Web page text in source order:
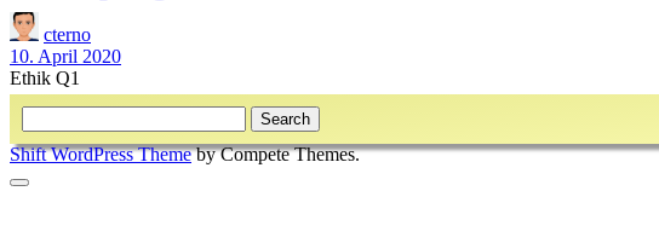
cterno
10. April 2020
Ethik Q1
Sidebar
Shift WordPress Themeby Compete Themes.
Scroll